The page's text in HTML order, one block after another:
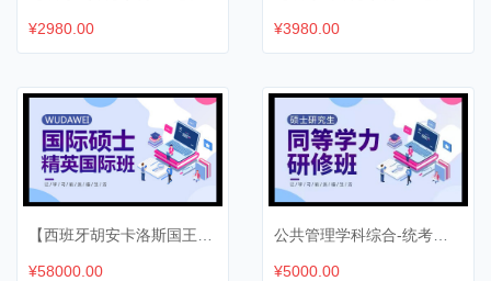
¥2980.00 ¥3980.00
¥58000.00 ¥5000.00